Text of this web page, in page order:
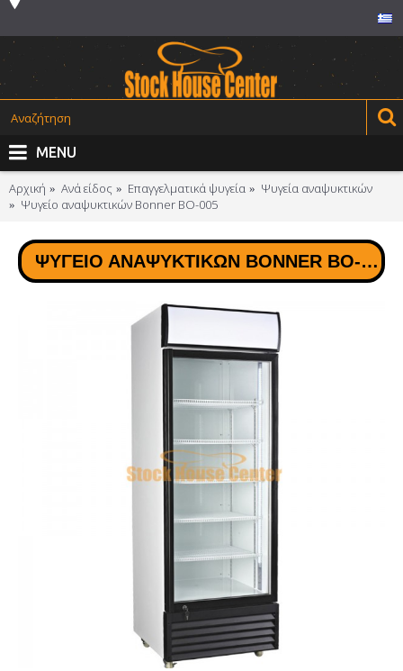
MENU
Αρχική Ανά είδος Επαγγελματικά ψυγεία
Ψυγεία αναψυκτικών
Ψυγείο αναψυκτικών Bonner BO-005
ΨΥΓΕΊΟ ΑΝΑΨΥΚΤΙΚΏΝ BONNER BO-005